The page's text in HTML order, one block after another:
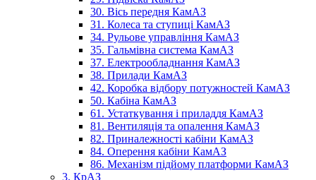
30. Вісь передня КамАЗ
31. Колеса та ступиці КамАЗ
34. Рульове управління КамАЗ
35. Гальмівна система КамАЗ
37. Електрообладнання КамАЗ
38. Прилади КамАЗ
42. Коробка відбору потужностей КамАЗ
50. Кабіна КамАЗ
61. Устаткування і приладдя КамАЗ
81. Вентиляція та опалення КамАЗ
82. Приналежності кабіни КамАЗ
84. Оперення кабіни КамАЗ
86. Механізм підйому платформи КамАЗ
3. КрАЗ